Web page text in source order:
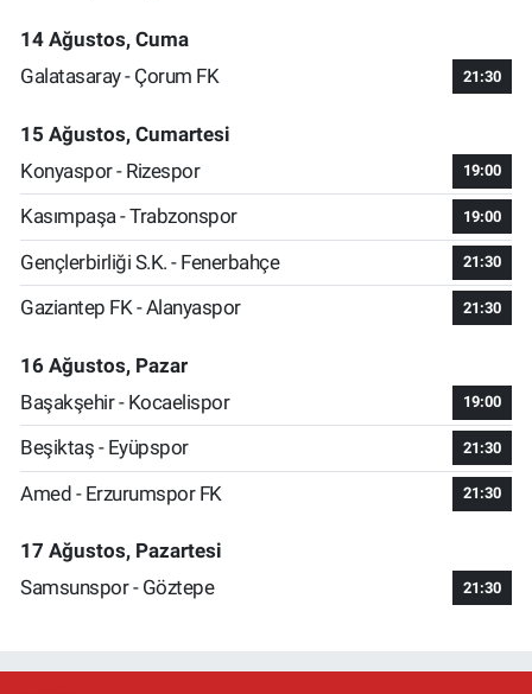
14 Ağustos, Cuma
Galatasaray - Çorum FK
21:30
15 Ağustos, Cumartesi
Konyaspor - Rizespor
19:00
Kasımpaşa - Trabzonspor 19:00
Gençlerbirliği S.K. - Fenerbahçe 21:30
Gaziantep FK - Alanyaspor 21:30
16 Ağustos, Pazar
Başakşehir - Kocaelispor
19:00
Beşiktaş - Eyüpspor 21:30
Amed - Erzurumspor FK 21:30
17 Ağustos, Pazartesi
Samsunspor - Göztepe
21:30